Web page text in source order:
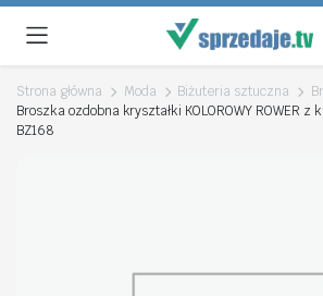
Strona główna Moda Biżuteria sztuczna
Broszka ozdobna kryształki KOLOROWY ROWER z
BZ168